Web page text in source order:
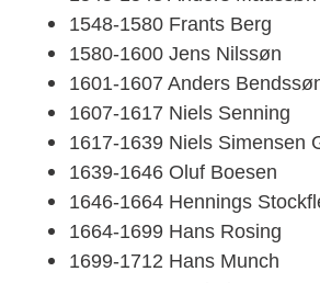
1548-1580 Frants Berg
1580-1600 Jens Nilssøn
1601-1607 Anders
1607-1617 Niels Senning
1617-1639 Niels Simensen
1639-1646 Oluf Boesen
1646-1664 Hennings
1664-1699 Hans Rosing
1699-1712 Hans Munch